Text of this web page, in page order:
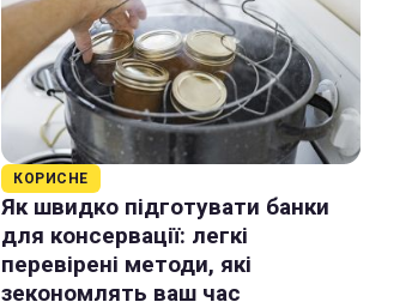
КОРИСНЕ
Як швидко підготувати банки
для консервації: легкі
перевірені методи, які
зекономлять ваш час